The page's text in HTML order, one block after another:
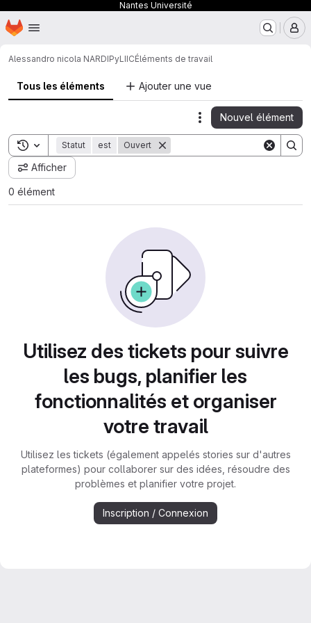
Nantes Université
Passer au contenu principal
Page d'accueil
Alessandro nicola NARDIPyLIICÉléments de travail
Tous les éléments Ajouter une vue
Actions
Nouvel élément
Toggle search history
Statut est Ouvert
Afficher
0 élément
Utilisez des tickets pour suivre
les bugs, planifier les
fonctionnalités et organiser
votre travail
Utilisez les tickets (également appelés stories sur d'autres
plateformes) pour collaborer sur des idées, résoudre des
problèmes et planifier votre projet.
Inscription / Connexion